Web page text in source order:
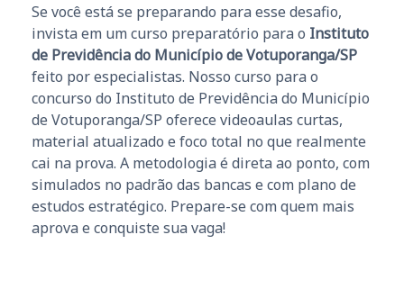
Se você está se preparando para esse desafio,
invista em um curso preparatório para o Instituto
de Previdência do Município de Votuporanga/SP
feito por especialistas. Nosso curso para o
concurso do Instituto de Previdência do Município
de Votuporanga/SP oferece videoaulas curtas,
material atualizado e foco total no que realmente
cai na prova. A metodologia é direta ao ponto, com
simulados no padrão das bancas e com plano de
estudos estratégico. Prepare-se com quem mais
aprova e conquiste sua vaga!